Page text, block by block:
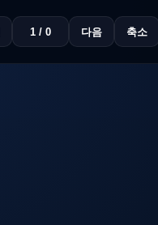
1 / 0 다음 축소